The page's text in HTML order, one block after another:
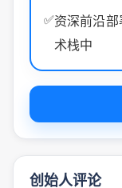
✅资深前沿
术栈中
创始人评论